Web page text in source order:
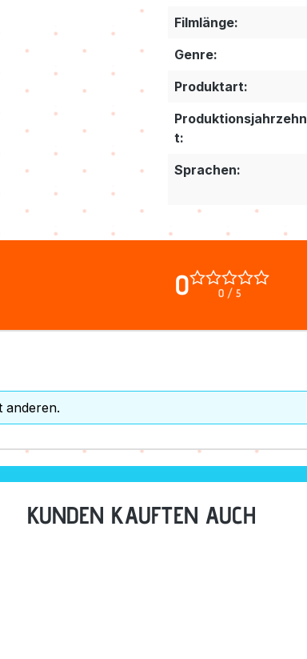
Filmlänge:
Genre:
Produktart:
Produktionsjahrzehn
t:
Sprachen:
0 0 / 5
anderen.
KUNDEN KAUFTEN AUCH